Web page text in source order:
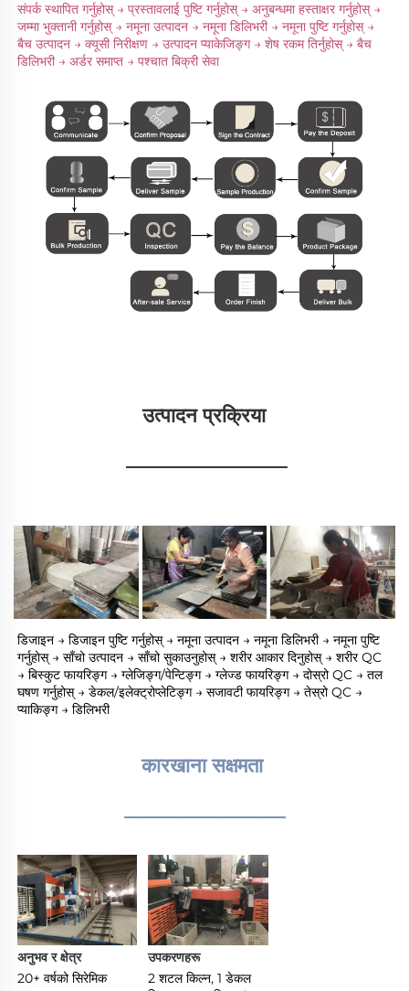
संपर्क स्थापित गर्नुहोस् → प्रस्तावलाई पुष्टि गर्नुहोस् → अनुबन्धमा हस्ताक्षर गर्नुहोस् →
जम्मा भुक्तानी गर्नुहोस् → नमूना उत्पादन → नमूना डिलिभरी → नमूना पुष्टि गर्नुहोस् →
बैच उत्पादन → क्यूसी निरीक्षण → उत्पादन प्याकेजिङ्ग → शेष रकम तिर्नुहोस् → बैच
डिलिभरी → अर्डर समाप्त → पश्चात बिक्री सेवा
उत्पादन प्रक्रिया
________________
डिजाइन → डिजाइन पुष्टि गर्नुहोस् → नमूना उत्पादन → नमूना डिलिभरी → नमूना पुष्टि
गर्नुहोस् → साँचो उत्पादन → साँचो सुकाउनुहोस् → शरीर आकार दिनुहोस् → शरीर QC
→ बिस्कुट फायरिङ्ग → ग्लेजिङ्ग/पेन्टिङ्ग → ग्लेज्ड फायरिङ्ग → दोस्रो QC → तल
घषण गर्नुहोस् → डेकल/इलेक्ट्रोप्लेटिङ्ग → सजावटी फायरिङ्ग → तेस्रो QC →
प्याकिङ्ग → डिलिभरी
कारखाना सक्षमता
________________
अनुभव र क्षेत्र
20+ वर्षको सिरेमिक
उपकरणहरू
2 शटल किल्न, 1 डेकल